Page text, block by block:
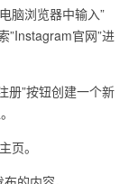
浏览器中输入”
”Instagram官网”进
”按钮创建一个新
。